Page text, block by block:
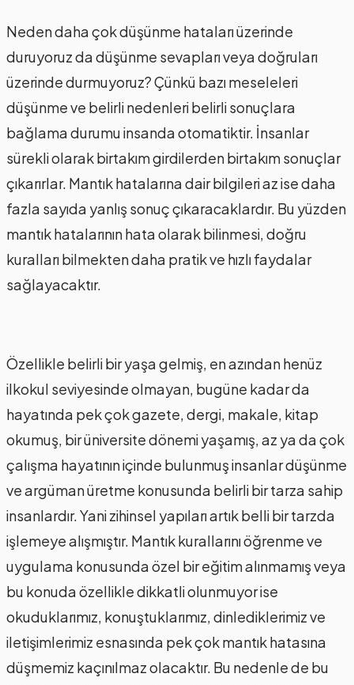
Neden daha çok düşünme hataları üzerinde
duruyoruz da düşünme sevapları veya doğruları
üzerinde durmuyoruz? Çünkü bazı meseleleri
düşünme ve belirli nedenleri belirli sonuçlara
bağlama durumu insanda otomatiktir. İnsanlar
sürekli olarak birtakım girdilerden birtakım sonuçlar
çıkarırlar. Mantık hatalarına dair bilgileri az ise daha
fazla sayıda yanlış sonuç çıkaracaklardır. Bu yüzden
mantık hatalarının hata olarak bilinmesi, doğru
kuralları bilmekten daha pratik ve hızlı faydalar
sağlayacaktır.
Özellikle belirli bir yaşa gelmiş, en azından henüz
ilkokul seviyesinde olmayan, bugüne kadar da
hayatında pek çok gazete, dergi, makale, kitap
okumuş, bir üniversite dönemi yaşamış, az ya da çok
çalışma hayatının içinde bulunmuş insanlar düşünme
ve argüman üretme konusunda belirli bir tarza sahip
insanlardır. Yani zihinsel yapıları artık belli bir tarzda
işlemeye alışmıştır. Mantık kurallarını öğrenme ve
uygulama konusunda özel bir eğitim alınmamış veya
bu konuda özellikle dikkatli olunmuyor ise
okuduklarımız, konuştuklarımız, dinlediklerimiz ve
iletişimlerimiz esnasında pek çok mantık hatasına
düşmemiz kaçınılmaz olacaktır. Bu nedenle de bu